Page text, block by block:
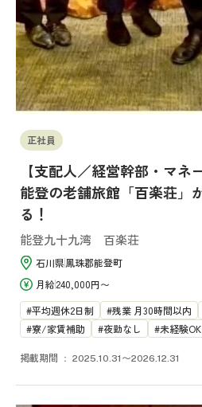
正社員
【支配人／経営幹部・マネ
能登の老舗旅館「百楽荘」
る！
能登九十九湾 百楽荘
石川県鳳珠郡能登町
月給240,000円〜
平均週休2日制
残業 月30時間以内
寮/家賃補助
夜勤なし 未経験OK
掲載期間 2025.10.31〜2026.12.31